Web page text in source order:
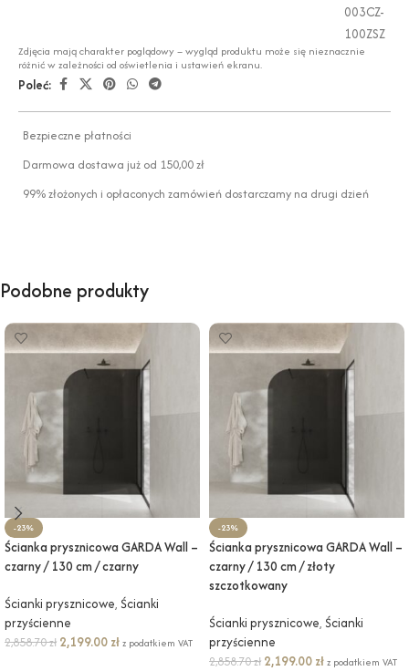
003CZ-
100ZSZ
Zdjęcia mają charakter poglądowy – wygląd produktu może się nieznacznie
różnić w zależności od oświetlenia i ustawień ekranu.
Poleć:
Bezpieczne płatności
Darmowa dostawa już od 150,00 zł
99% złożonych i opłaconych zamówień dostarczamy na drugi dzień
Podobne produkty
-23%
Ścianka prysznicowa GARDA Wall –
czarny / 130 cm / czarny
Ścianki prysznicowe, Ścianki
przyścienne
2,858.70zł 2,199.00 złz podatkiem VAT
-23%
Ścianka prysznicowa GARDA Wall –
czarny / 130 cm / złoty
szczotkowany
Ścianki prysznicowe, Ścianki
przyścienne
2,858.70zł 2,199.00 złz podatkiem VAT